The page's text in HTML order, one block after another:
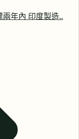
兩年內 印度製造..